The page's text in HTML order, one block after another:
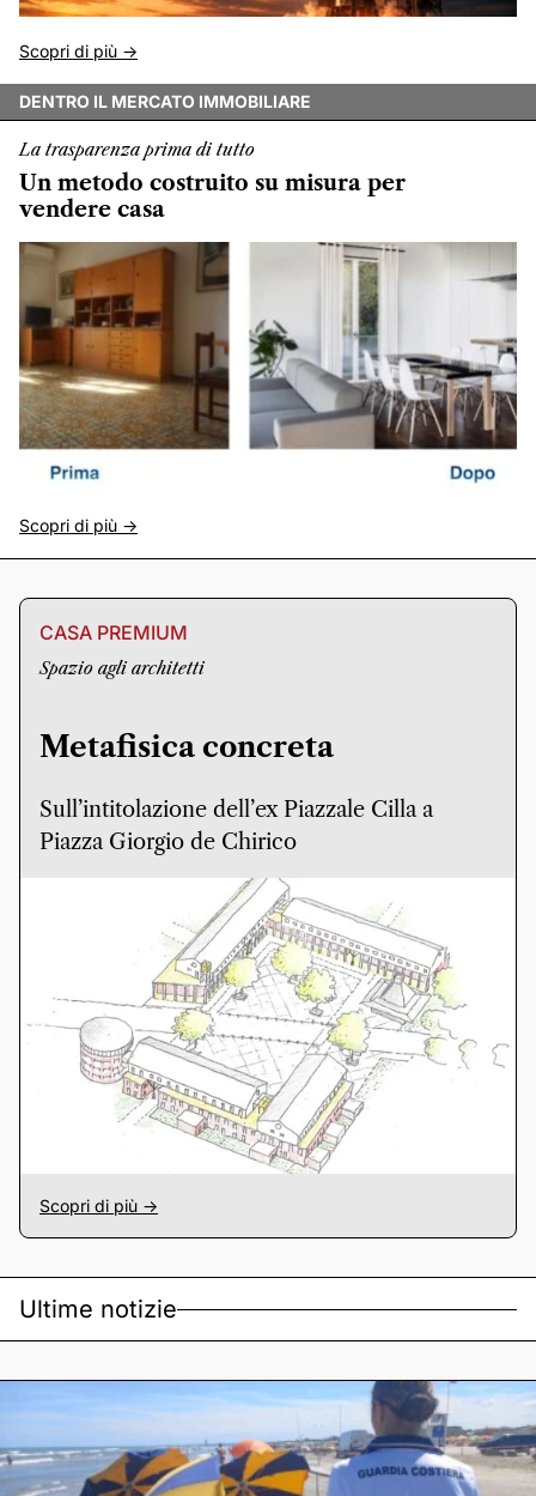
Scopri di più ->
DENTRO IL MERCATO IMMOBILIARE
La trasparenza prima di tutto
Un metodo costruito su misura per
vendere casa
Scopri di più ->
CASA PREMIUM
Spazio agli architetti
Metafisica concreta
Sull’intitolazione dell’ex Piazzale Cilla a
Piazza Giorgio de Chirico
Scopri di più ->
Ultime notizie